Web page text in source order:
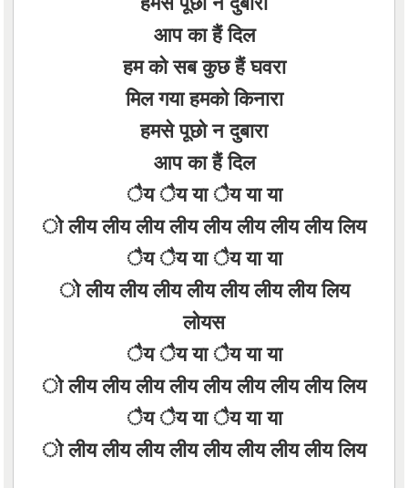
आप का हैं दिल
हम को सब कुछ हैं घवरा
मिल गया हमको किनारा
हमसे पूछो न दुबारा
आप का हैं दिल
ैय ैय या ैय या या
ो लीय लीय लीय लीय लीय लीय लीय लीय लिय
ैय ैय या ैय या या
ो लीय लीय लीय लीय लीय लीय लीय लिय
लोयस
ैय ैय या ैय या या
ो लीय लीय लीय लीय लीय लीय लीय लीय लिय
ैय ैय या ैय या या
ो लीय लीय लीय लीय लीय लीय लीय लीय लिय